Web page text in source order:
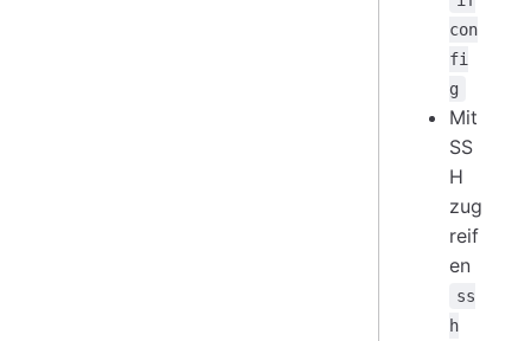
con
fi
g
Mit
SS
H
zug
reif
en
ss
h